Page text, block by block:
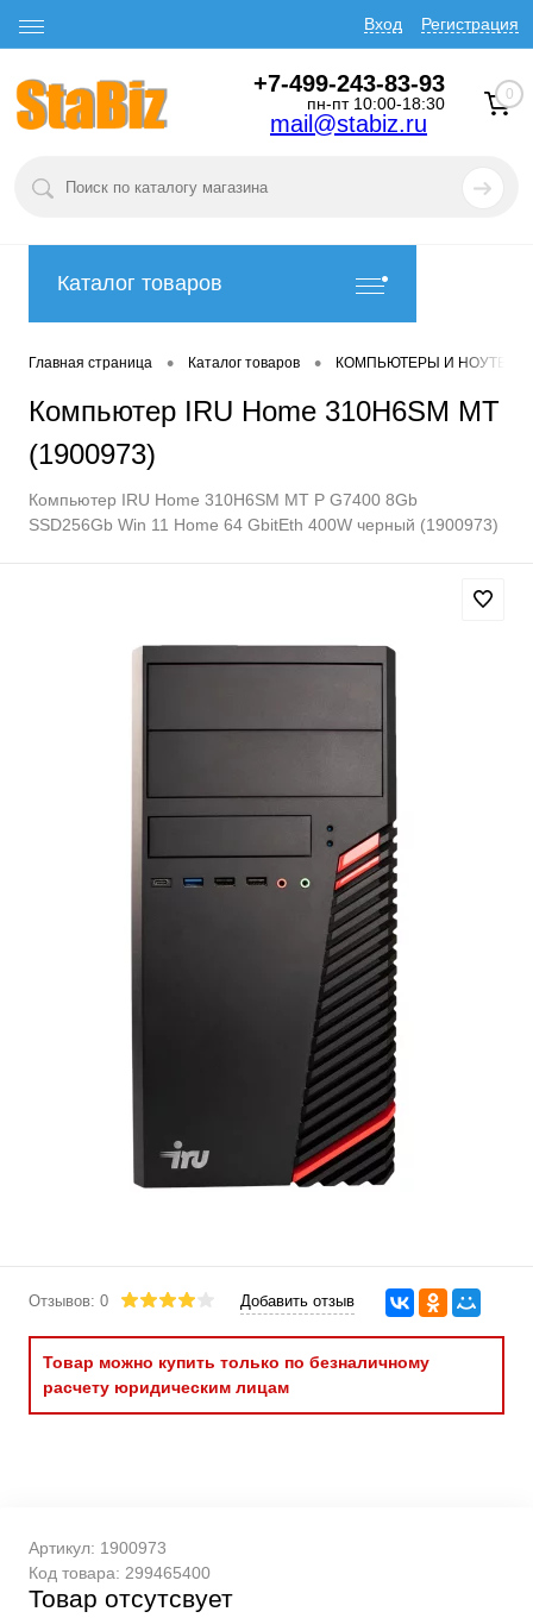
Вход Регистрация
+7-499-243-83-93
пн-пт 10:00-18:30
mail@stabiz.ru
0
Каталог товаров
Главная страница • Каталог товаров • КОМПЬЮТЕРЫ И
Компьютер IRU Home 310H6SM MT
(1900973)
Компьютер IRU Home 310H6SM MT P G7400 8Gb
SSD256Gb Win 11 Home 64 GbitEth 400W черный (1900973)
Отзывов: 0 Добавить отзыв
Товар можно купить только по безналичному
расчету юридическим лицам
Артикул: 1900973
Код товара: 299465400
Товар отсутсвует